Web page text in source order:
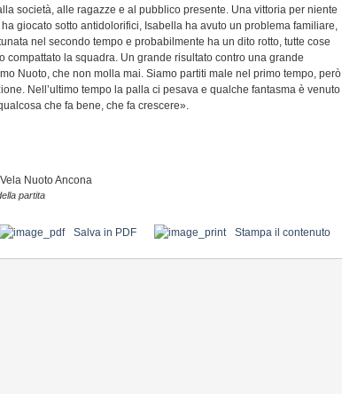
società, alle ragazze e al pubblico presente. Una vittoria per niente
giocato sotto antidolorifici, Isabella ha avuto un problema familiare,
nel secondo tempo e probabilmente ha un dito rotto, tutte cose
compattato la squadra. Un grande risultato contro una grande
Nuoto, che non molla mai. Siamo partiti male nel primo tempo, però
Nell’ultimo tempo la palla ci pesava e qualche fantasma è venuto
che fa bene, che fa crescere».
Nuoto Ancona
partita
Salva in PDF Stampa il contenuto